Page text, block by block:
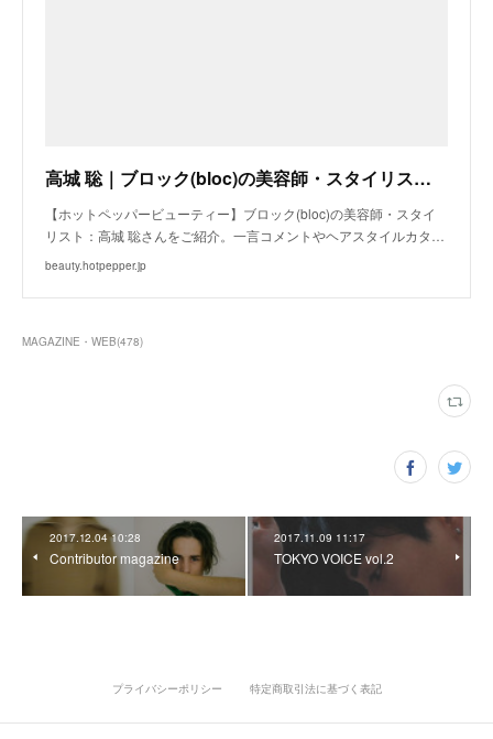
高城 聡｜ブロック(bloc)の美容師・スタイリスト｜ホットペッパービューティー
【ホットペッパービューティー】ブロック(bloc)の美容師・スタイ
リスト：高城 聡さんをご紹介。一言コメントやヘアスタイルカタ…
beauty.hotpepper.jp
MAGAZINE・WEB(478)
2017.12.04 10:28
Contributor magazine
2017.11.09 11:17
TOKYO VOICE vol.2
プライバシーポリシー 特定商取引法に基づく表記